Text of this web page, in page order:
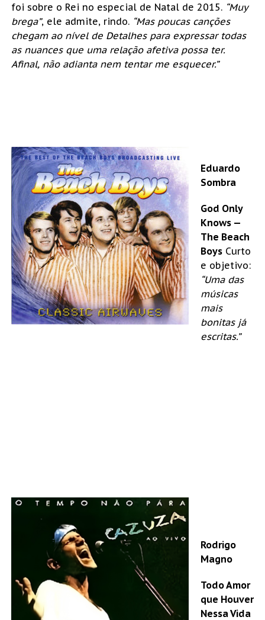
foi sobre o Rei no especial de Natal de 2015. “Muy
brega”, ele admite, rindo. “Mas poucas canções
chegam ao nível de Detalhes para expressar todas
as nuances que uma relação afetiva possa ter.
Afinal, não adianta nem tentar me esquecer.”
Eduardo
Sombra
God Only
Knows —
The Beach
BoysCurto
e objetivo:
“Uma das
músicas
mais
bonitas já
escritas.”
Rodrigo
Magno
Todo Amor
que Houver
Nessa Vida